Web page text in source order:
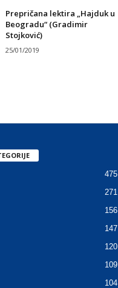
Prepričana lektira „Hajduk u
Beogradu“ (Gradimir
Stojković)
25/01/2019
475
271
156
147
120
109
104